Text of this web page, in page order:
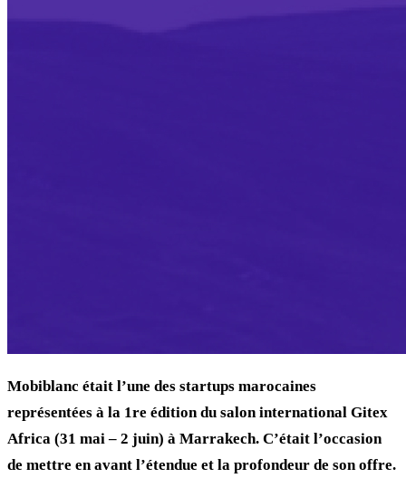
Mobiblanc était l’une des startups marocaines
représentées à la 1re édition du salon international Gitex
Africa (31 mai – 2 juin) à Marrakech. C’était l’occasion
de mettre en avant l’étendue et la profondeur de son offre.